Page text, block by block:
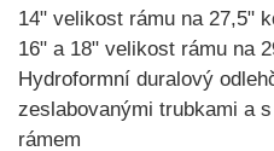
14" velikost rámu na 27,5"
16" a 18" velikost rámu na
Hydroformní duralový
zeslabovanými trubkami a
rámem